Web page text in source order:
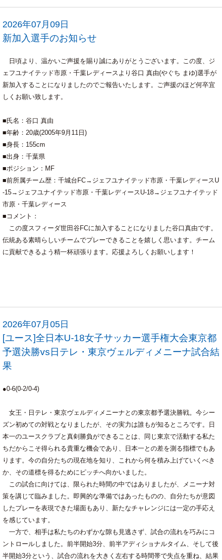
2026年07月09日
新加入選手のお知らせ
日頃より、温かいご声援を賜り誠にありがとうございます。この度、ジ
ェフユナイテッド市原・千葉レディースより谷口 真由(やぐち まゆ)選手が
新加入することになりましたのでご報告いたします。ご声援のほど何卒宜
しくお願い致します。
■氏名：谷口 真由
■年齢：20歳(2005年9月11日)
■身長：155cm
■出身：千葉県
■ポジション：MF
■前所属チーム歴：千城台FC→ジェフユナイテッド市原・千葉レディースU
-15→ジェフユナイテッド市原・千葉レディースU-18→ジェフユナイテッド
市原・千葉レディース
■コメント：
この度スフィーダ世田谷FCに加入することになりました谷口真由です。
伝統ある素晴らしいチームでプレーできることを嬉しく思います。チーム
に貢献できるよう精一杯頑張ります。応援よろしくお願いします！
2026年07月05日
[ユース]全日本U-18女子サッカー選手権大会東京都
予選決勝vs日テレ・東京ヴェルディメニーナ試合結
果
●0-6(0-2/0-4)
女王・日テレ・東京ヴェルディメニーナとの東京都予選決勝戦。今シー
ズン初めての対戦となりましたが、その実力は誰もが知るところです。日
本一のユースクラブと真剣勝負ができることは、同じ東京で活動する私た
ちだからこそ得られる貴重な機会であり、日本一との差を測る指標でもあ
ります。今の自分たちの現在地を知り、これから何を積み上げていくべき
か、その道標を得るためにピッチへ向かいました。
この試合に向けては、限られた時間の中ではありましたが、メニーナ対
策を講じて臨みました。即興的な準備ではあったものの、自分たちが意図
したプレーを表現できた場面もあり、新たなチャレンジには一定の手応え
を感じています。
一方で、相手は私たちのわずかな隙も見逃さず、試合の流れを巧みにコ
ントロールしました。前半開始3分、前半アディショナルタイム、そして後
半開始3分という、試合の流れを大きく左右する時間帯で失点を重ね、結果